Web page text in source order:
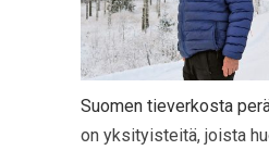
Suomen tieverkosta
on yksityisteitä, joista